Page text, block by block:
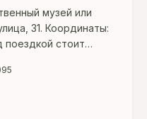
музей или
31. Координаты:
поездкой стоит
ресурсах.